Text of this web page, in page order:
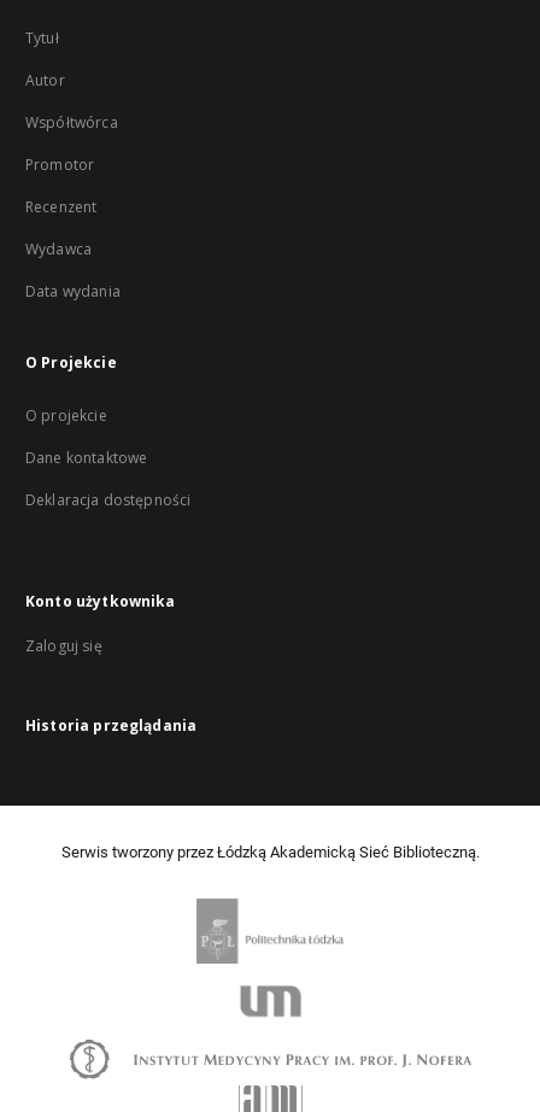
Tytuł
Autor
Współtwórca
Promotor
Recenzent
Wydawca
Data wydania
O Projekcie
O projekcie
Dane kontaktowe
Deklaracja dostępności
Konto użytkownika
Zaloguj się
Historia przeglądania
Serwis tworzony przez Łódzką Akademicką Sieć Biblioteczną.